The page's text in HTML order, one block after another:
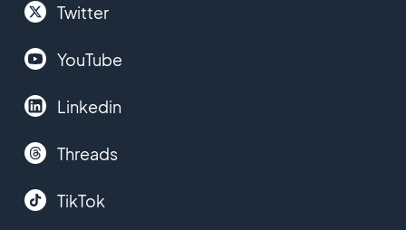
Twitter
YouTube
Linkedin
Threads
TikTok